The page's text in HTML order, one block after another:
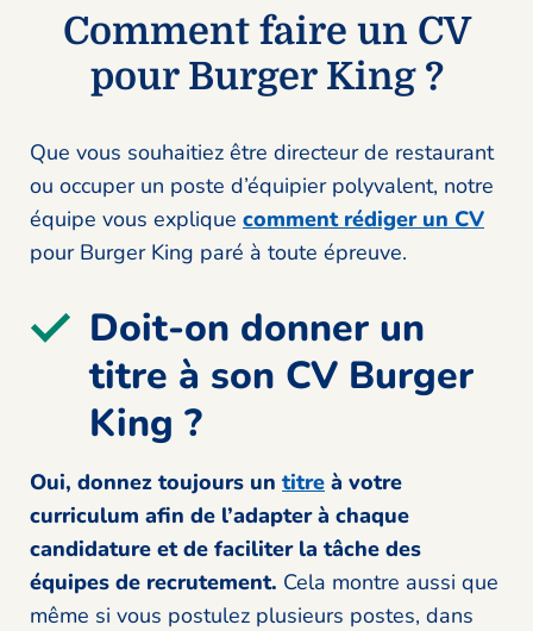
Comment faire un CV
pour Burger King ?
Que vous souhaitiez être directeur de restaurant
ou occuper un poste d’équipier polyvalent, notre
équipe vous explique comment rédiger un CV
pour Burger King paré à toute épreuve.
Doit-on donner un
titre à son CV Burger
King ?
Oui, donnez toujours un titre à votre
curriculum afin de l’adapter à chaque
candidature et de faciliter la tâche des
équipes de recrutement. Cela montre aussi que
même si vous postulez plusieurs postes, dans